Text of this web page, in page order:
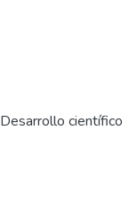
Desarrollo científico